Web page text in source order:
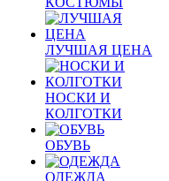
ЛУЧШАЯ ЦЕНА
НОСКИ И
КОЛГОТКИ
ОБУВЬ
ОДЕЖДА